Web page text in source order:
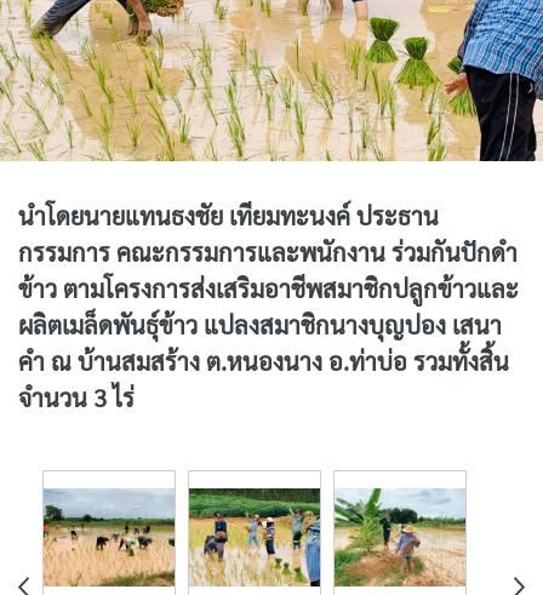
นำโดยนายแทนธงชัย เทียมทะนงค์ ประธาน
กรรมการ คณะกรรมการและพนักงาน ร่วมกันปักดำ
ข้าว ตามโครงการส่งเสริมอาชีพสมาชิกปลูกข้าวและ
ผลิตเมล็ดพันธุ์ข้าว แปลงสมาชิกนางบุญปอง เสนา
คำ ณ บ้านสมสร้าง ต.หนองนาง อ.ท่าบ่อ รวมทั้งสิ้น
จำนวน 3 ไร่